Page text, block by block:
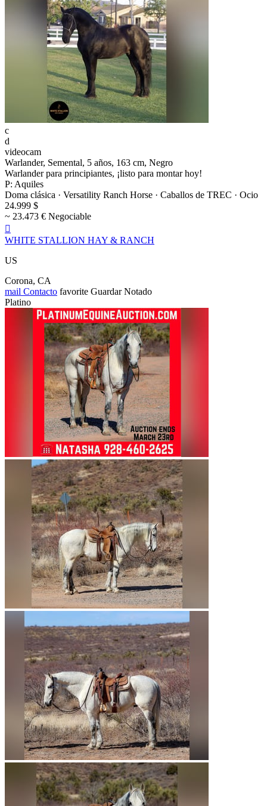
c
d
videocam
Warlander, Semental, 5 años, 163 cm, Negro
Warlander para principiantes, ¡listo para montar hoy!
P: Aquiles
Doma clásica · Versatility Ranch Horse · Caballos de TREC · Ocio
24.999 $
~ 23.473 € Negociable

WHITE STALLION HAY & RANCH
US
Corona, CA
mail Contacto favorite Guardar Notado
Platino